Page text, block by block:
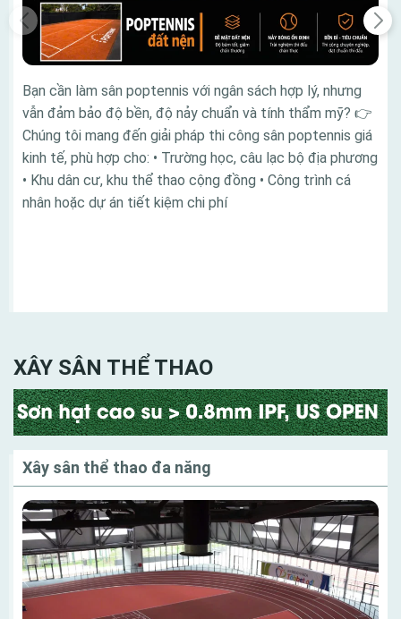
Bạn cần làm sân poptennis với ngân sách hợp lý, nhưng
vẫn đảm bảo độ bền, độ nảy chuẩn và tính thẩm mỹ? 👉
Chúng tôi mang đến giải pháp thi công sân poptennis giá
kinh tế, phù hợp cho: • Trường học, câu lạc bộ địa phương
• Khu dân cư, khu thể thao cộng đồng • Công trình cá
nhân hoặc dự án tiết kiệm chi phí
XÂY SÂN THỂ THAO
Xây sân thể thao đa năng